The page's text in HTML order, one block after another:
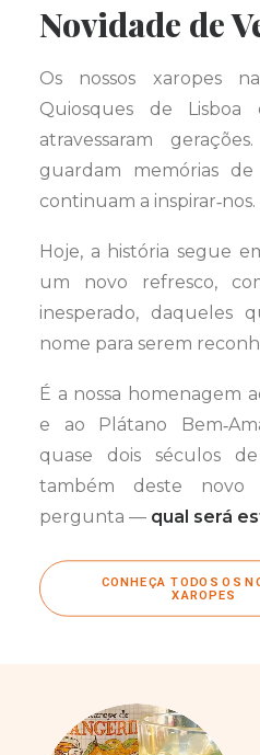
Novidade de
Os nossos xaropes
Quiosques de
atravessaram
guardam memórias
continuam a inspirar‑nos.
Hoje, a história segue
um novo refresco,
inesperado, daqueles
nome para serem
É a nossa homenagem
e ao Plátano
quase dois séculos
também deste
pergunta — qual será
CONHEÇA TODOS OS
XAROPES